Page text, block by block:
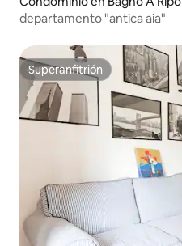
departamento "antica aia"
Superanfitrión
Superanfitrión